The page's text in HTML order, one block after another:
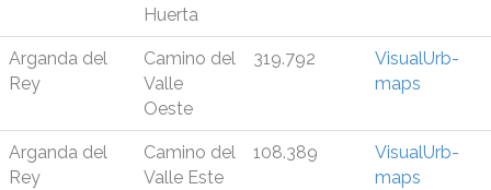
Huerta
Arganda del
Rey
Camino del
Valle
Oeste
319.792
VisualUrb-
maps
Arganda del
Rey
Camino del
Valle Este
108.389
VisualUrb-
maps